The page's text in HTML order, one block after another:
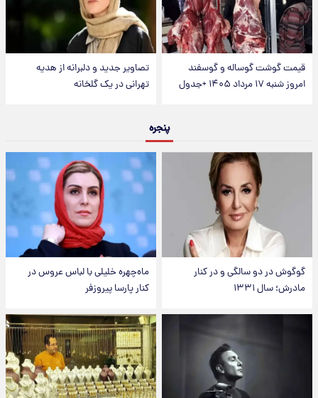
قیمت گوشت گوساله و گوسفند
امروز شنبه ۱۷ مرداد ۱۴۰۵ +جدول
تصاویر جدید و دلبرانه از هدیه
تهرانی در یک گلخانه
پنجره
گوگوش در دو سالگی و در کنار
مادرش؛ سال ۱۳۳۱
ماه‌چهره خلیلی با لباس عروس در
کنار پارسا پیروزفر